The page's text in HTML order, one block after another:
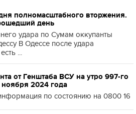
полномасштабного вторжения.
день
удара по Сумам оккупанты
В Одессе после удара
...
от Генштаба ВСУ на утро 997-го
2024 года
по состоянию на 0800 16